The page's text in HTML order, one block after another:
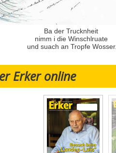
Ba der Trucknheit
nimm i die Winschlruate
und suach an Tropfe Wosser.
Erker online